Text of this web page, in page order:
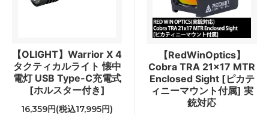
【OLIGHT】Warrior X 4
タクティカルライト 懐中
電灯 USB Type-C充電式
[ホルスター付き]
16,359円(税込17,995円)
【RedWinOptics】
Cobra TRA 21x17 MTR
Enclosed Sight [ピカテ
ィニーマウント付属] 実
銃対応